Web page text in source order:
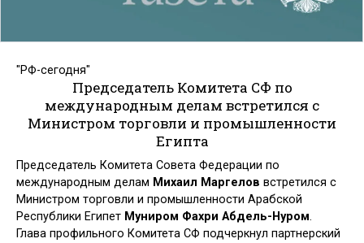
"РФ-сегодня"
Председатель Комитета СФ по
международным делам встретился с
Министром торговли и промышленности
Египта
Председатель Комитета Совета Федерации по
международным делам Михаил Маргелов встретился с
Министром торговли и промышленности Арабской
Республики Египет Муниром Фахри Абдель-Нуром.
Глава профильного Комитета СФ подчеркнул партнерский